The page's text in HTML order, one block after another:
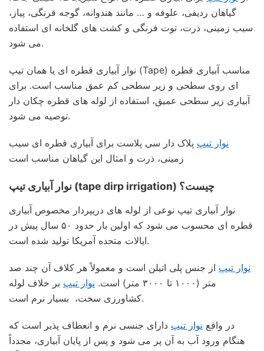
گیاهان ردیفی، علوفه و … مانند هندوانه، گوجه فرنگی، پیاز،
سیب زمینی، ذرت، توت فرنگی و کشت های گلخانه ای استفاده
می شود.
نوار آبیاری قطره ای یا همان تیپ (Tape) مناسب آبیاری قطره
ای روی سطحی و زیر سطحی کم عمق مناسب است. برای
آبیاری زیر سطحی عمیق، استفاده از لوله های قطره چکان دار
توصیه می شود.
نوار تیپ پلاک دار سی پلاست برای آبیاری قطره ای سیب
زمینی، ذرت و امثال این گیاهان مناسب است
نوار آبیاری تیپ (tape dirp irrigation) چیست؟
نوار آبیاری تیپ نوعی از لوله های دریپردار مخصوص آبیاری
قطره ای محسوب می شود که اولین بار حدود ۵۰ سال پیش در
ایالات متحده آمریکا تولید شده است.
نوار تیپ از جنس پلی اتیلن است و معمولاً هر کلاف آن چند صد
متر (۱۰۰۰ تا ۳۰۰۰ متر) است.
نوار تیپ بر خلاف لوله
کشاورزی سخت، بسیار نرم است.
در واقع نوار تیپ دارای جنسی نرم و انعطاف پذیر است که
هنگام ورود آب به آن پر می شود و پس از پایان آبیاری، مجدداً